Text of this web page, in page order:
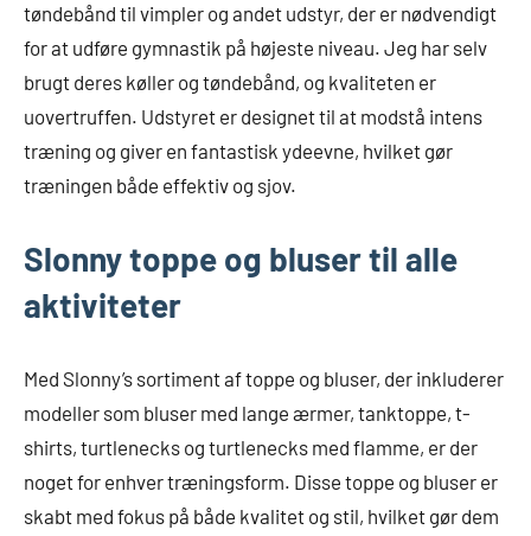
tøndebånd til vimpler og andet udstyr, der er nødvendigt
for at udføre gymnastik på højeste niveau. Jeg har selv
brugt deres køller og tøndebånd, og kvaliteten er
uovertruffen. Udstyret er designet til at modstå intens
træning og giver en fantastisk ydeevne, hvilket gør
træningen både effektiv og sjov.
Slonny toppe og bluser til alle
aktiviteter
Med Slonny’s sortiment af toppe og bluser, der inkluderer
modeller som bluser med lange ærmer, tanktoppe, t-
shirts, turtlenecks og turtlenecks med flamme, er der
noget for enhver træningsform. Disse toppe og bluser er
skabt med fokus på både kvalitet og stil, hvilket gør dem